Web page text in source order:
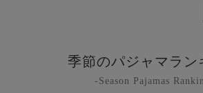
季節のパジャマラン
-Season Pajamas